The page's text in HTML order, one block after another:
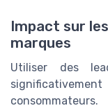
Impact sur
marques
Utiliser des